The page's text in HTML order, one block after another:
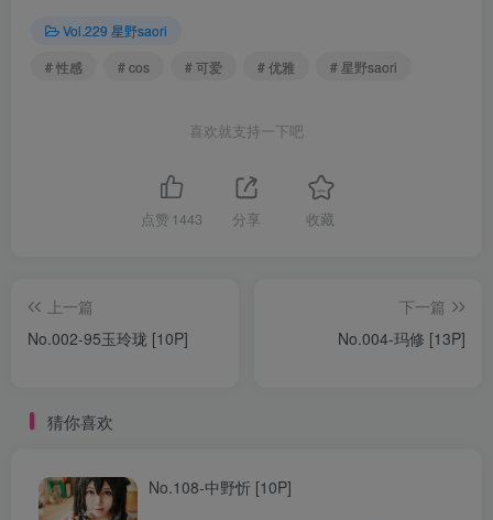
Vol.229 星野saori
# 性感
# cos # 可爱 # 优雅 # 星野saori
喜欢就支持一下吧
点赞 1443 分享 收藏
上一篇
No.002-95玉玲珑 [10P]
下一篇
No.004-玛修 [13P]
猜你喜欢
No.108-中野忻 [10P]